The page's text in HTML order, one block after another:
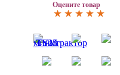
Оцените товар